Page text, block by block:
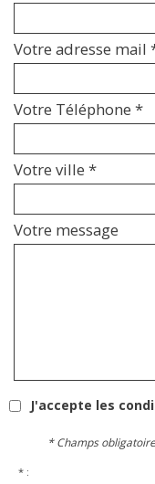
Votre adresse mail
Votre Téléphone *
Votre ville *
Votre message
J'accepte les
* Champs
* :